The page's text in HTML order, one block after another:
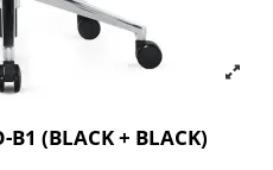
(BLACK + BLACK)